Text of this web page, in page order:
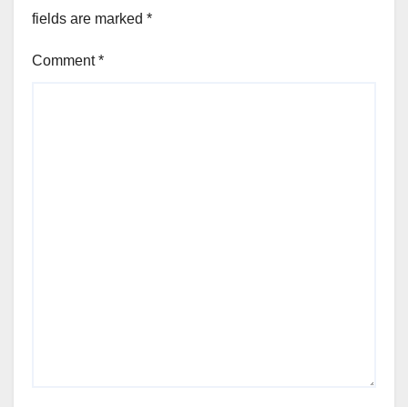
fields are marked *
Comment*